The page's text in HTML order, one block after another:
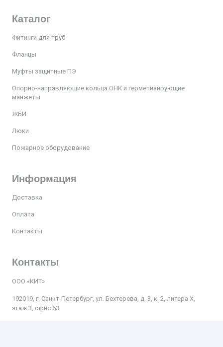
Каталог
Фитинги для труб
Фланцы
Муфты защитные ПЭ
Опорно-направляющие кольца ОНК и герметизирующие
манжеты
ЖБИ
Люки
Пожарное оборудование
Информация
Доставка
Оплата
Контакты
Контакты
ООО «КИТ»
192019, г. Санкт-Петербург, ул. Бехтерева, д. 3, к. 2, литера Х,
этаж 3, офис 63